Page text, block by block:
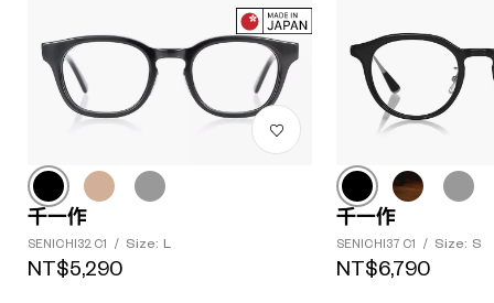
千一作
SENICHI32 C1 / Size: L
NT$5,290
千一作
SENICHI37 C1 / Size: S
NT$6,790